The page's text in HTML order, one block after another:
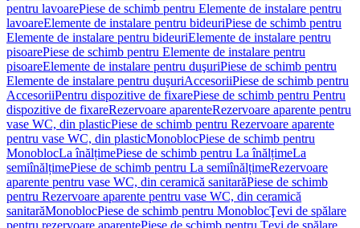
pentru lavoarePiese de schimb pentru Elemente de instalare pentru
lavoareElemente de instalare pentru bideuriPiese de schimb pentru
Elemente de instalare pentru bideuriElemente de instalare pentru
pisoarePiese de schimb pentru Elemente de instalare pentru
pisoareElemente de instalare pentru duşuriPiese de schimb pentru
Elemente de instalare pentru duşuriAccesoriiPiese de schimb pentru
AccesoriiPentru dispozitive de fixarePiese de schimb pentru Pentru
dispozitive de fixareRezervoare aparenteRezervoare aparente pentru
vase WC, din plasticPiese de schimb pentru Rezervoare aparente
pentru vase WC, din plasticMonoblocPiese de schimb pentru
MonoblocLa înălțimePiese de schimb pentru La înălțimeLa
semiînălțimePiese de schimb pentru La semiînălțimeRezervoare
aparente pentru vase WC, din ceramică sanitarăPiese de schimb
pentru Rezervoare aparente pentru vase WC, din ceramică
sanitarăMonoblocPiese de schimb pentru MonoblocŢevi de spălare
pentru rezervoare aparentePiese de schimb pentru Ţevi de spălare